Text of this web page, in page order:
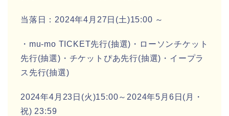
当落日：2024年4月27日(土)15:00 ～
・mu-mo TICKET先行(抽選)・ローソンチケット
先行(抽選)・チケットぴあ先行(抽選)・イープラ
ス先行(抽選)
2024年4月23日(火)15:00～2024年5月6日(月・
祝) 23:59